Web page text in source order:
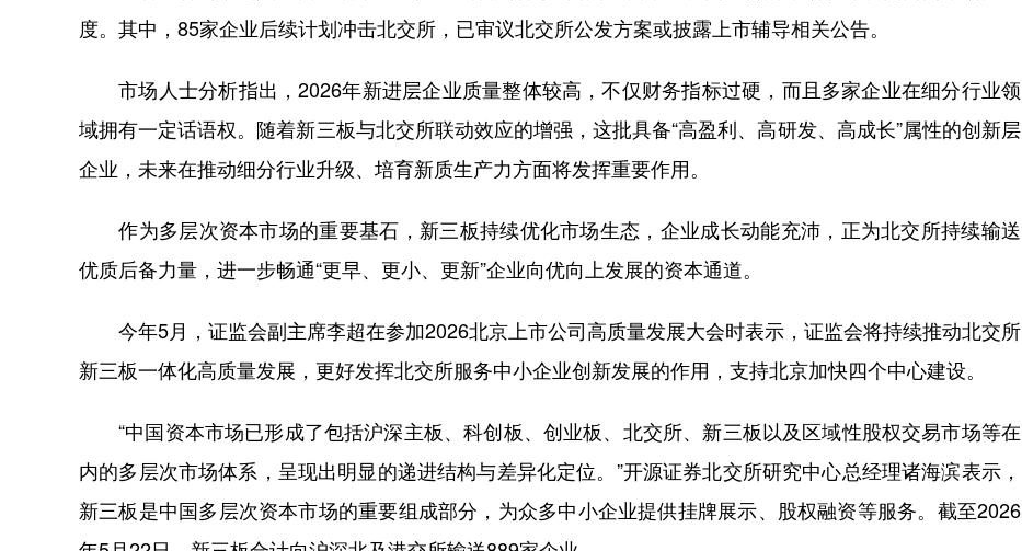
度。其中，85家企业后续计划冲击北交所，已审议北交所公发方案或披露上市辅导相关公告。
市场人士分析指出，2026年新进层企业质量整体较高，不仅财务指标过硬，而且多家企业在细分行业领
域拥有一定话语权。随着新三板与北交所联动效应的增强，这批具备“高盈利、高研发、高成长”属性的创新层
企业，未来在推动细分行业升级、培育新质生产力方面将发挥重要作用。
作为多层次资本市场的重要基石，新三板持续优化市场生态，企业成长动能充沛，正为北交所持续输送
优质后备力量，进一步畅通“更早、更小、更新”企业向优向上发展的资本通道。
今年5月，证监会副主席李超在参加2026北京上市公司高质量发展大会时表示，证监会将持续推动北交所
新三板一体化高质量发展，更好发挥北交所服务中小企业创新发展的作用，支持北京加快四个中心建设。
“中国资本市场已形成了包括沪深主板、科创板、创业板、北交所、新三板以及区域性股权交易市场等在
内的多层次市场体系，呈现出明显的递进结构与差异化定位。”开源证券北交所研究中心总经理诸海滨表示，
新三板是中国多层次资本市场的重要组成部分，为众多中小企业提供挂牌展示、股权融资等服务。截至2026